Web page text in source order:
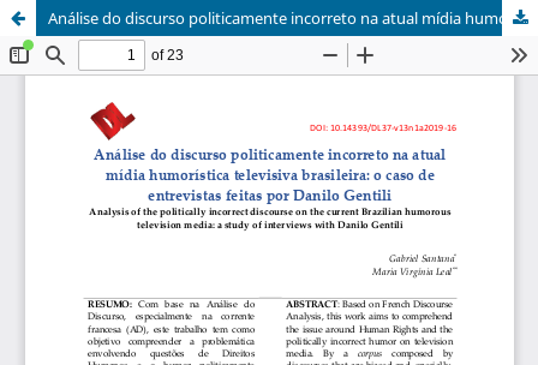
Análise do discurso politicamente incorreto na atual mídia humorística televisiva brasileira